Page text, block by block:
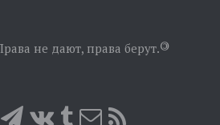
не дают, права берут.©